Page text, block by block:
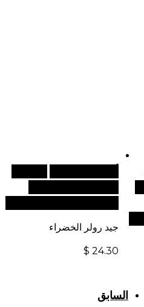
جيد رولر الخضراء
$ 24.30
السابق